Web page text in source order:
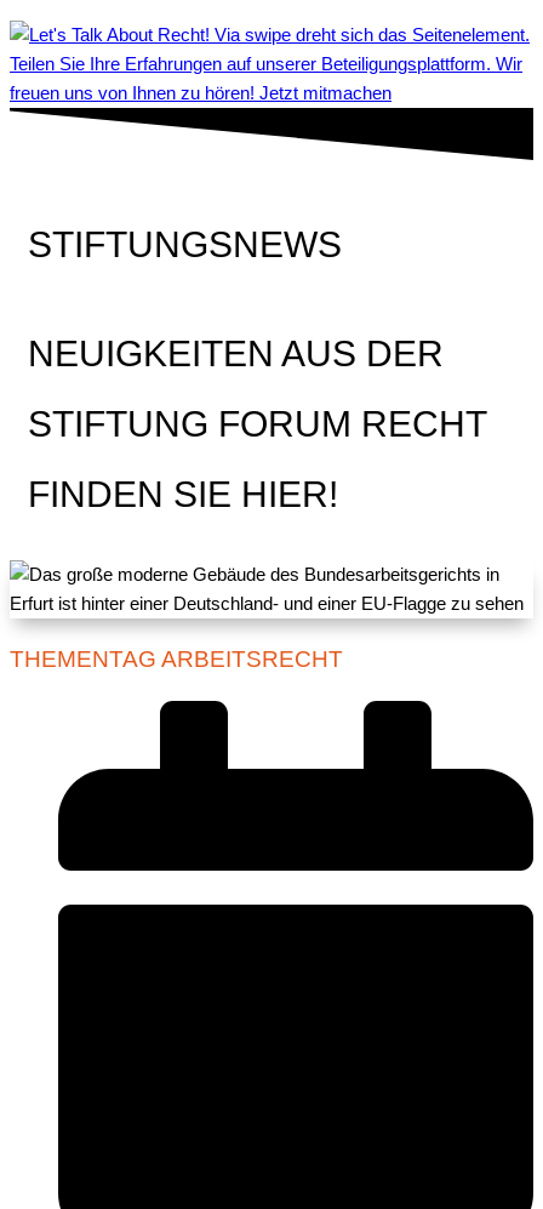
Teilen Sie Ihre Erfahrungen auf unserer Beteiligungsplattform. Wir
freuen uns von Ihnen zu hören! Jetzt mitmachen
STIFTUNGSNEWS
NEUIGKEITEN AUS DER
STIFTUNG FORUM RECHT
FINDEN SIE HIER!
THEMENTAG ARBEITSRECHT